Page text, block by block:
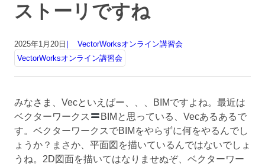
ストーリですね
2025年1月20日
VectorWorksオンライン講習会
VectorWorksオンライン講習会
みなさま、Vecといえばー、、、BIMですよね。最近は
ベクターワークス
BIMと思っている、Vecあるあるで
す。ベクターワークスでBIMをやらずに何をやるんでし
ょうか？まさか、平面図を描いているんではないでしょ
うね。2D図面を描いてはなりませぬぞ、ベクターワー